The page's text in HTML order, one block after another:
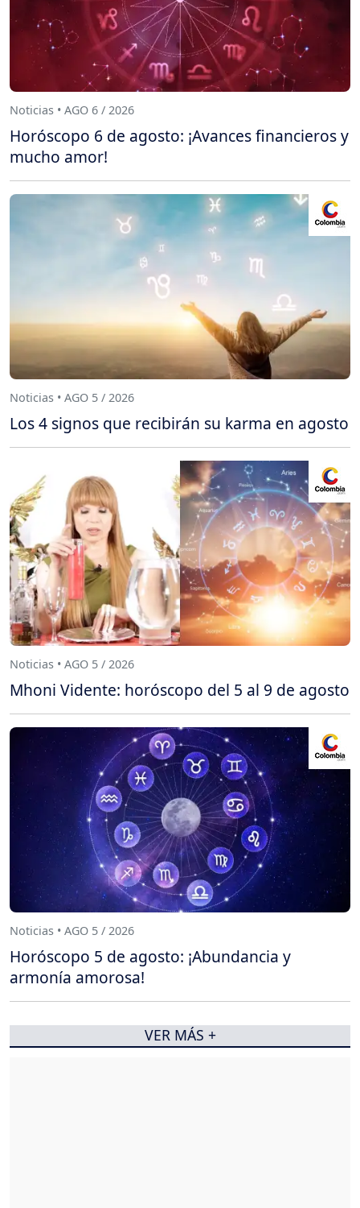
Noticias • AGO 6 / 2026
Horóscopo 6 de agosto: ¡Avances financieros y
mucho amor!
Noticias • AGO 5 / 2026
Los 4 signos que recibirán su karma en agosto
Noticias • AGO 5 / 2026
Mhoni Vidente: horóscopo del 5 al 9 de agosto
Noticias • AGO 5 / 2026
Horóscopo 5 de agosto: ¡Abundancia y
armonía amorosa!
VER MÁS +